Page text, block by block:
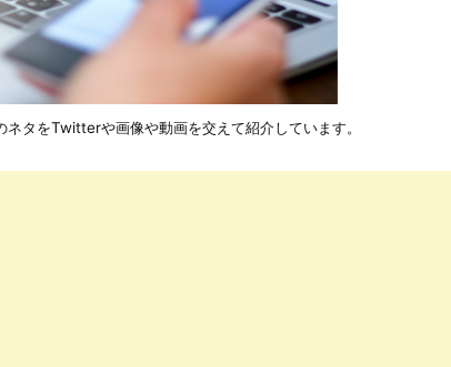
タをTwitterや画像や動画を交えて紹介しています。